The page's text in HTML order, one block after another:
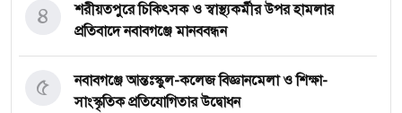
শরীয়তপুরে চিকিৎসক ও স্বাস্থ্যকর্মীর উপর হামলার
প্রতিবাদে নবাবগঞ্জে মানববন্ধন
৪
নবাবগঞ্জে আন্তঃস্কুল-কলেজ বিজ্ঞানমেলা ও শিক্ষা-
সাংস্কৃতিক প্রতিযোগিতার উদ্বোধন
৫